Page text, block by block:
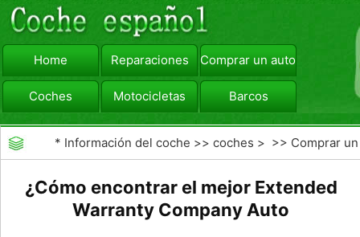
Home Reparaciones Comprar un automóvil
Coches Motocicletas Barcos
viajar Camiones
* Información del coche >>coches > >> Comprar un
¿Cómo encontrar el mejor Extended
Warranty Company Auto